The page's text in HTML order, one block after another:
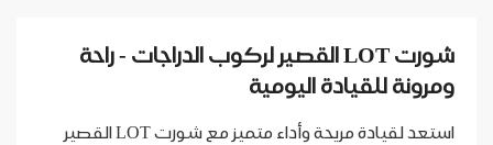
شورت LOT القصير لركوب الدراجات - راحة
ومرونة للقيادة اليومية
استعد لقيادة مريحة وأداء متميز مع شورت LOT القصير